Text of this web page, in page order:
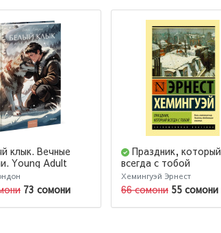
клык. Вечные
Young Adult
73 сомони
Праздник, который
всегда с тобой
Хемингуэй Эрнест
66 сомони 55 сомони